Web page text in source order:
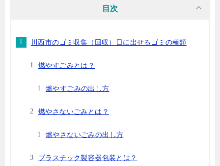
目次
川西市のゴミ収集（回収）日に出せるゴミの種類
燃やすごみとは？
燃やすごみの出し方
燃やさないごみとは？
燃やさないごみの出し方
プラスチック製容器包装とは？